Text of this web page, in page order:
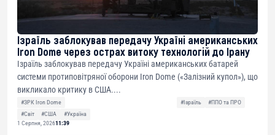
Ізраїль заблокував передачу Україні американських
Iron Dome через острах витоку технологій до Ірану
Ізраїль заблокував передачу Україні американських батарей
системи протиповітряної оборони Iron Dome («Залізний купол»), що
викликало критику в США....
#ЗРК Iron Dome #Ізраїль
#ППО та ПРО
#Світ
#США
#Україна
1 Серпня, 202611:39